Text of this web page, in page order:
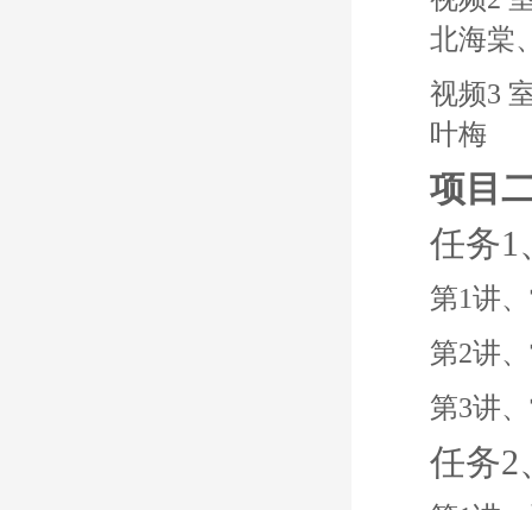
北海棠
视频3
叶梅
项目
任务1
第1讲
第2讲
第3讲
任务2